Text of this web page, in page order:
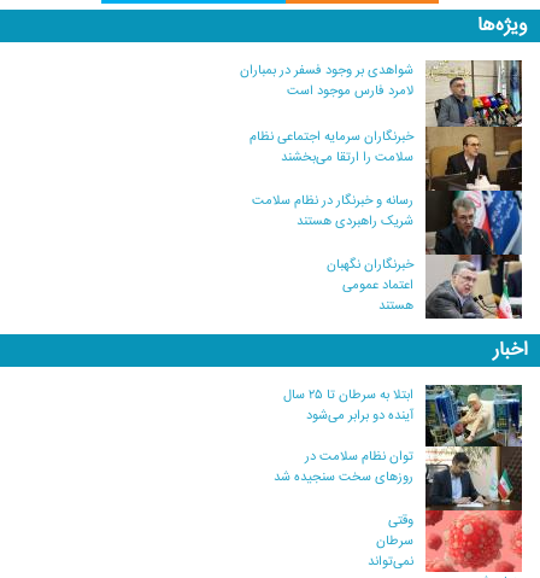
ویژه‌ها
شواهدی بر وجود فسفر در بمباران
لامرد فارس موجود است
خبرنگاران سرمایه اجتماعی نظام
سلامت را ارتقا می‌بخشند
رسانه و خبرنگار در نظام سلامت
شریک راهبردی هستند
خبرنگاران نگهبان
اعتماد عمومی
هستند
اخبار
ابتلا به سرطان تا ۲۵ سال
آینده دو برابر می‌شود
توان نظام سلامت در
روزهای سخت سنجیده شد
وقتی
سرطان
نمی‌تواند